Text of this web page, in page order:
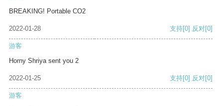
BREAKING! Portable CO2
2022-01-28 支持[0] 反对[0]
游客
Horny Shriya sent you 2
2022-01-25 支持[0] 反对[0]
游客